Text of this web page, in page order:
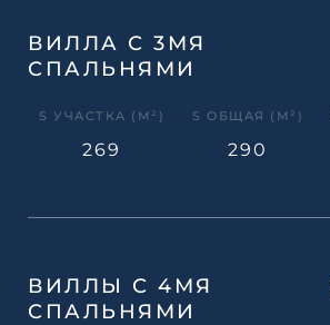
ВИЛЛА С 3МЯ
СПАЛЬНЯМИ
S УЧАСТКА (М²)
269
S ОБЩАЯ (М²)
290
ВИЛЛЫ С 4МЯ
СПАЛЬНЯМИ